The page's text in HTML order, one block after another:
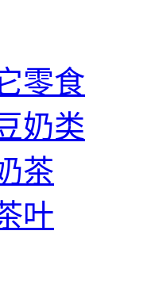
零食
奶类
茶
叶